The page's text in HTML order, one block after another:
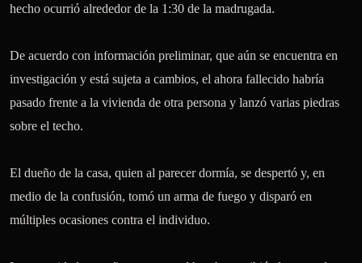
hecho ocurrió alrededor de la 1:30 de la madrugada.
De acuerdo con información preliminar, que aún se encuentra en
investigación y está sujeta a cambios, el ahora fallecido habría
pasado frente a la vivienda de otra persona y lanzó varias piedras
sobre el techo.
El dueño de la casa, quien al parecer dormía, se despertó y, en
medio de la confusión, tomó un arma de fuego y disparó en
múltiples ocasiones contra el individuo.